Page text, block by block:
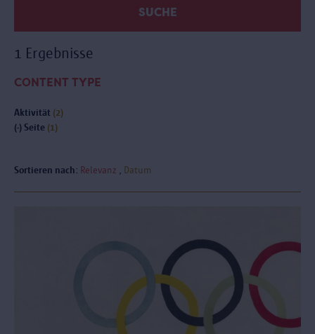
SUCHE
1 Ergebnisse
CONTENT TYPE
Aktivität (2)
(-) Seite (1)
Sortieren nach: Relevanz Datum